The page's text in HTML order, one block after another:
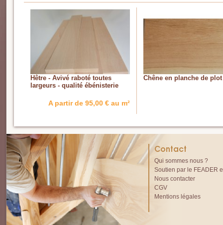
Hêtre - Avivé raboté toutes
largeurs - qualité ébénisterie
A partir de 95,00 € au m²
Chêne en planche de plot
Contact
Qui sommes nous ?
Soutien par le FEADER
Nous contacter
CGV
Mentions légales